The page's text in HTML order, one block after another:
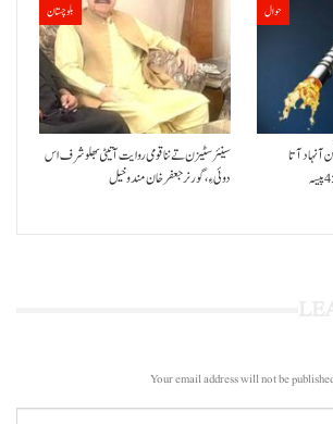
بلوچستان
سینئر سٹیزن تے ننا قومی روایت آتیٹی بھلو شرف اس
دوئی ءِ،گورنر جعفرخان مندوخیل
حوال
آ نہاد آتا
Your email address will not be